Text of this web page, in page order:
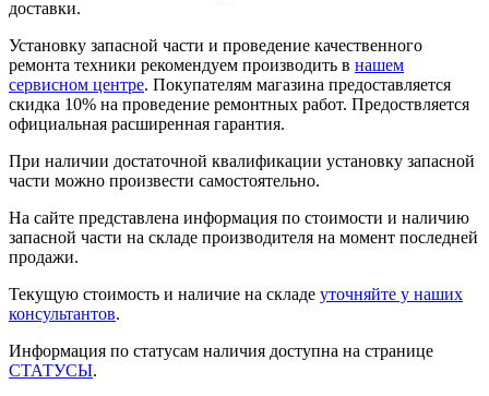
доставки.
Установку запасной части и проведение качественного
ремонта техники рекомендуем производить в нашем
сервисном центре. Покупателям магазина предоставляется
скидка 10% на проведение ремонтных работ. Предоствляется
официальная расширенная гарантия.
При наличии достаточной квалификации установку запасной
части можно произвести самостоятельно.
На сайте представлена информация по стоимости и наличию
запасной части на складе производителя на момент последней
продажи.
Текущую стоимость и наличие на складе уточняйте у наших
консультантов.
Информация по статусам наличия доступна на странице
СТАТУСЫ.